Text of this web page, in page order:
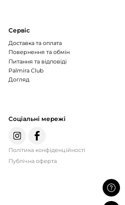
Сервіс
Доставка та оплата
Повернення та обмін
Питання та відповіді
Palmira Club
Догляд
Соціальні мережі
Політика конфіденційності
Публічна оферта